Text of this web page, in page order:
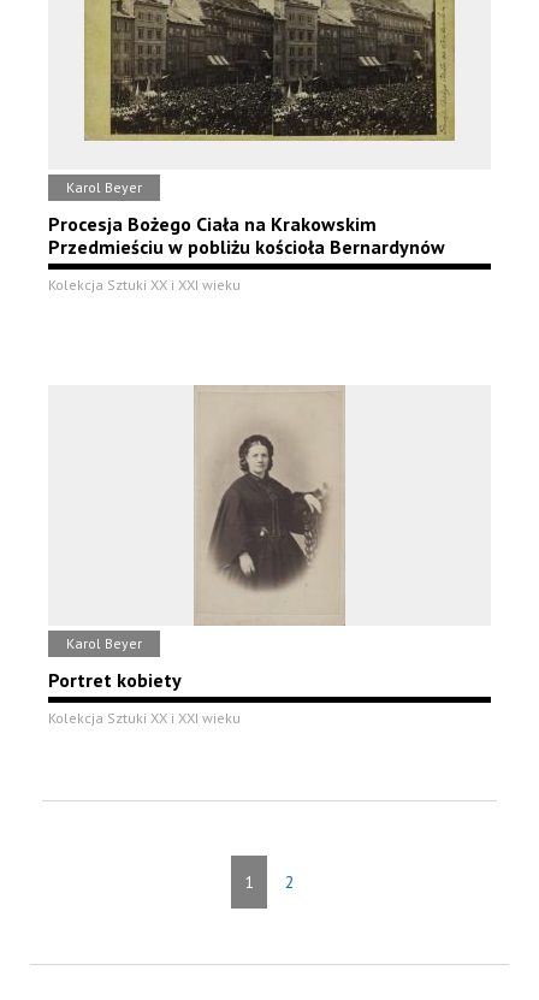
Karol Beyer
Procesja Bożego Ciała na Krakowskim
Przedmieściu w pobliżu kościoła Bernardynów
Kolekcja Sztuki XX i XXI wieku
Karol Beyer
Portret kobiety
Kolekcja Sztuki XX i XXI wieku
1 2